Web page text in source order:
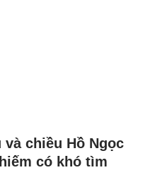
chiều Hồ Ngọc
có khó tìm